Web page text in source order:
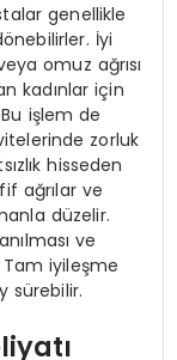
genellikle
İyi
omuz ağrısı
kadınlar için
işlem de
zorluk
hisseden
ağrılar ve
düzelir.
ve
Tam iyileşme
sürebilir.